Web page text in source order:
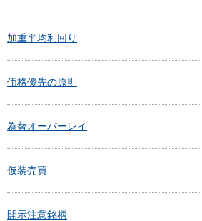
加重平均利回り
価格優先の原則
為替オーバーレイ
仮装売買
開示注意銘柄